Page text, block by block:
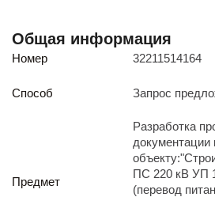
Стратегия
Карьера
Противодействие коррупции
Закупки товаров
Реализация непрофильных активов
Общая информация
Номер 32211514164
Способ Запрос
Предмет
Разработка
документации
ПС 220 кВ УП
(перевод